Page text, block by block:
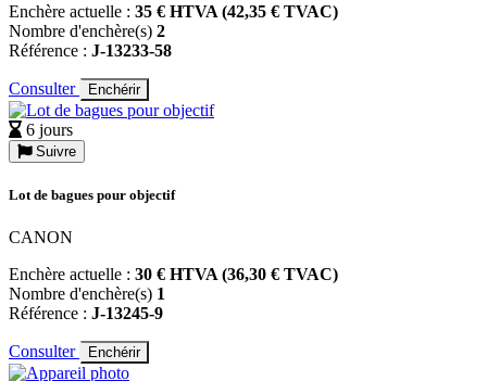
Enchère actuelle : 35 € HTVA (42,35 € TVAC)
Nombre d'enchère(s) 2
Référence : J-13233-58
Consulter Enchérir
6 jours
Suivre
Lot de bagues pour objectif
CANON
Enchère actuelle : 30 € HTVA (36,30 € TVAC)
Nombre d'enchère(s) 1
Référence : J-13245-9
Consulter Enchérir